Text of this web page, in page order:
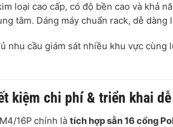
loại cao cấp, có độ bền cao và khả
tâm. Dáng máy chuẩn rack, dễ
nhu cầu giám sát nhiều khu vực cùng
kiệm chi phí & triển khai
16P chính là tích hợp sẵn 16 cổng